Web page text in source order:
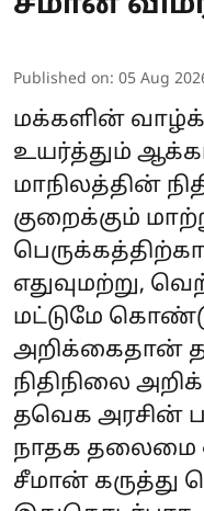
Published on: 05 Aug
மக்களின்
உயர்த்தும்
மாநிலத்தின்
குறைக்கும்
எதுவுமற்று,
மட்டுமே
அறிக்கைதான்
நிதிநிலை
தவெக அரசின்
நாதக தலைமை
சீமான் கருத்து